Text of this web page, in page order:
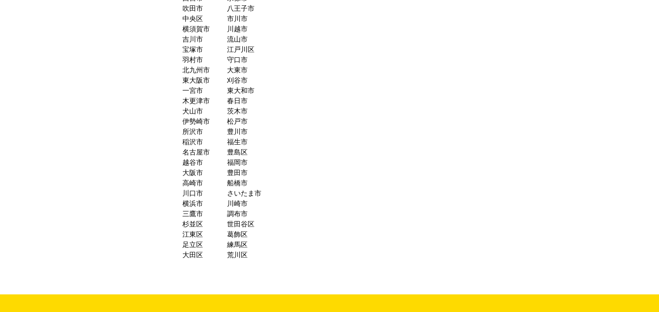
吹田市
八王子市
中央区
市川市
横須賀市
川越市
吉川市
流山市
宝塚市
江戸川区
羽村市
守口市
北九州市
大東市
東大阪市
刈谷市
一宮市
東大和市
木更津市
春日市
犬山市
茨木市
伊勢崎市
松戸市
所沢市
豊川市
稲沢市
福生市
名古屋市
豊島区
越谷市
福岡市
大阪市
豊田市
高崎市
船橋市
川口市
さいたま市
横浜市
川崎市
三鷹市
調布市
杉並区
世田谷区
江東区
葛飾区
足立区
練馬区
大田区
荒川区